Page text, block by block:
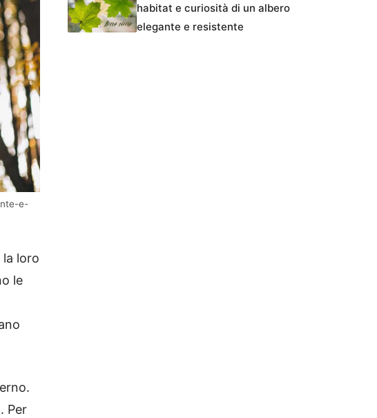
e-
la loro
le
Per
habitat e curiosità di un albero
elegante e resistente